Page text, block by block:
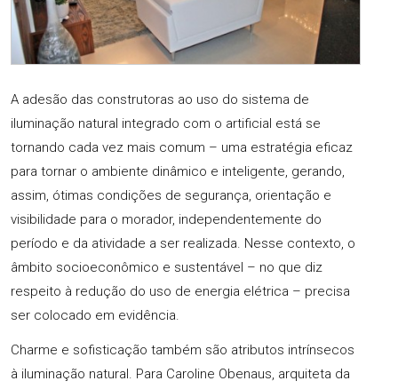
A adesão das construtoras ao uso do sistema de
iluminação natural integrado com o artificial está se
tornando cada vez mais comum – uma estratégia eficaz
para tornar o ambiente dinâmico e inteligente, gerando,
assim, ótimas condições de segurança, orientação e
visibilidade para o morador, independentemente do
período e da atividade a ser realizada. Nesse contexto, o
âmbito socioeconômico e sustentável – no que diz
respeito à redução do uso de energia elétrica – precisa
ser colocado em evidência.
Charme e sofisticação também são atributos intrínsecos
à iluminação natural. Para Caroline Obenaus, arquiteta da